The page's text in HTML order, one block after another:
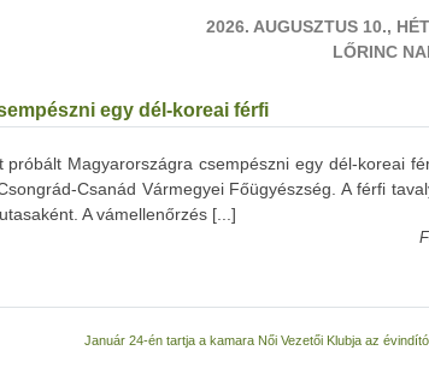
2026. AUGUSZTUS 10.,
LŐRINC
egy dél-koreai férfi
Magyarországra csempészni egy dél-koreai
Csanád Vármegyei Főügyészség. A férfi
A vámellenőrzés [...]
Január 24-én tartja a kamara Női Vezetői Klubja az